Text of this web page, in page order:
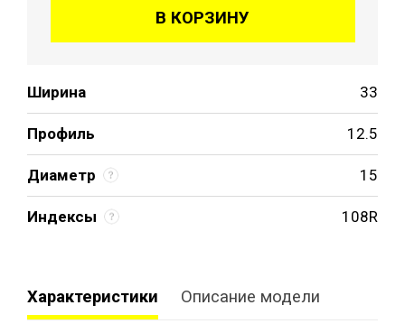
Ширина 33
Профиль 12.5
Диаметр 15
Индексы 108R
В КОРЗИНУ
Характеристики Описание модели